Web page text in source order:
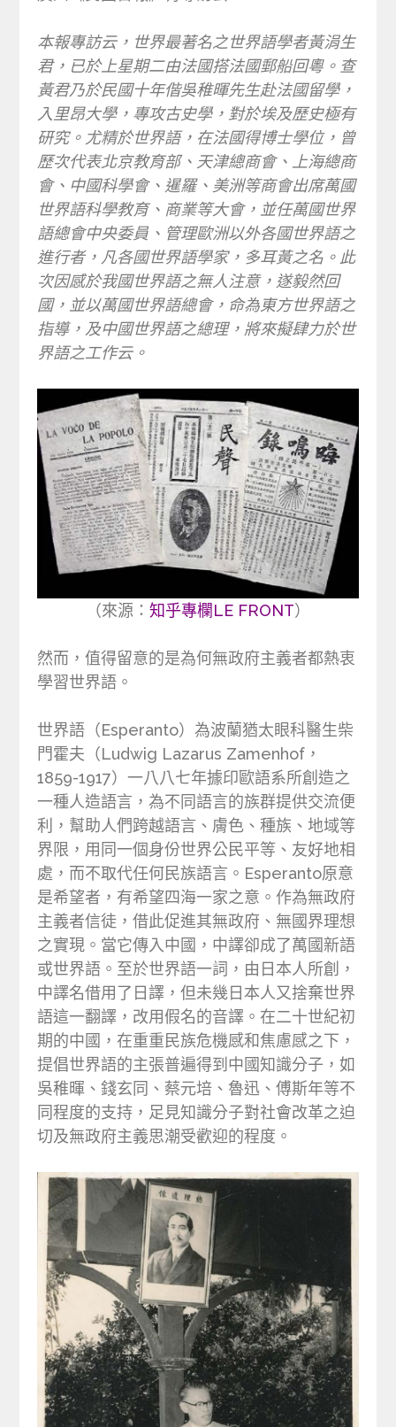
本報專訪云，世界最著名之世界語學者黃涓生
君，已於上星期二由法國搭法國郵船回粵。查
黃君乃於民國十年偕吳稚暉先生赴法國留學，
入里昂大學，專攻古史學，對於埃及歷史極有
研究。尤精於世界語，在法國得博士學位，曾
歷次代表北京教育部、天津總商會、上海總商
會、中國科學會、暹羅、美洲等商會出席萬國
世界語科學教育、商業等大會，並任萬國世界
語總會中央委員、管理歐洲以外各國世界語之
進行者，凡各國世界語學家，多耳黃之名。此
次因感於我國世界語之無人注意，遂毅然回
國，並以萬國世界語總會，命為東方世界語之
指導，及中國世界語之總理，將來擬肆力於世
界語之工作云。
（來源： 知乎專欄LE FRONT）
然而，值得留意的是為何無政府主義者都熱衷
學習世界語。
世界語（Esperanto）為波蘭猶太眼科醫生柴
門霍夫（Ludwig Lazarus Zamenhof，
1859-1917）一八八七年據印歐語系所創造之
一種人造語言，為不同語言的族群提供交流便
利，幫助人們跨越語言、膚色、種族、地域等
界限，用同一個身份世界公民平等、友好地相
處，而不取代任何民族語言。Esperanto原意
是希望者，有希望四海一家之意。作為無政府
主義者信徒，借此促進其無政府、無國界理想
之實現。當它傳入中國，中譯卻成了萬國新語
或世界語。至於世界語一詞，由日本人所創，
中譯名借用了日譯，但未幾日本人又捨棄世界
語這一翻譯，改用假名的音譯。在二十世紀初
期的中國，在重重民族危機感和焦慮感之下，
提倡世界語的主張普遍得到中國知識分子，如
吳稚暉、錢玄同、蔡元培、魯迅、傅斯年等不
同程度的支持，足見知識分子對社會改革之迫
切及無政府主義思潮受歡迎的程度。